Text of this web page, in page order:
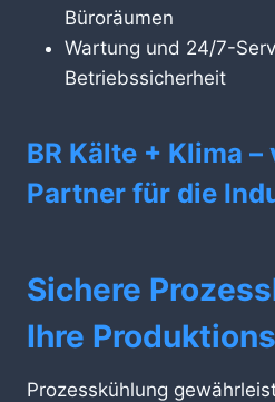
Büroräumen
Wartung und 24/7-
Betriebssicherheit
BR Kälte + Klima
Partner für die
Sichere
Ihre
Prozesskühlung